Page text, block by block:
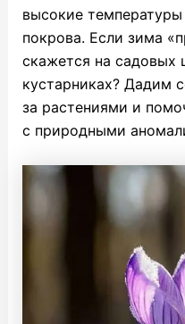
высокие
покрова. Если зима
скажется на садовых
кустарниках? Дадим
за растениями и
с природными